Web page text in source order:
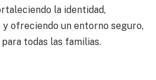
la identidad,
ofreciendo un entorno seguro,
todas las familias.